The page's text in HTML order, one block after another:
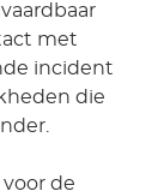
met
incident
die
de